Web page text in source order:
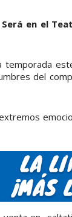
en el
temporada
del